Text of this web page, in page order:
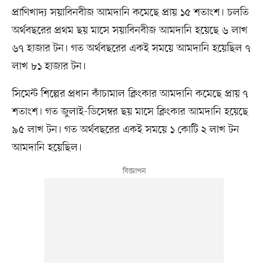
প্রাণিখাদ্য সয়াবিনবীজ আমদানি কমেছে প্রায় ১৫ শতাংশ। চলতি
অর্থবছরের প্রথম ছয় মাসে সয়াবিনবীজ আমদানি হয়েছে ৬ লাখ
৬৭ হাজার টন। গত অর্থবছরের একই সময়ে আমদানি হয়েছিল ৭
লাখ ৮১ হাজার টন।
সিমেন্ট শিল্পের প্রধান কাঁচামাল ক্লিংকার আমদানি কমেছে প্রায় ৭
শতাংশ। গত জুলাই-ডিসেম্বর ছয় মাসে ক্লিংকার আমদানি হয়েছে
৯৫ লাখ টন। গত অর্থবছরের একই সময়ে ১ কোটি ২ লাখ টন
আমদানি হয়েছিল।